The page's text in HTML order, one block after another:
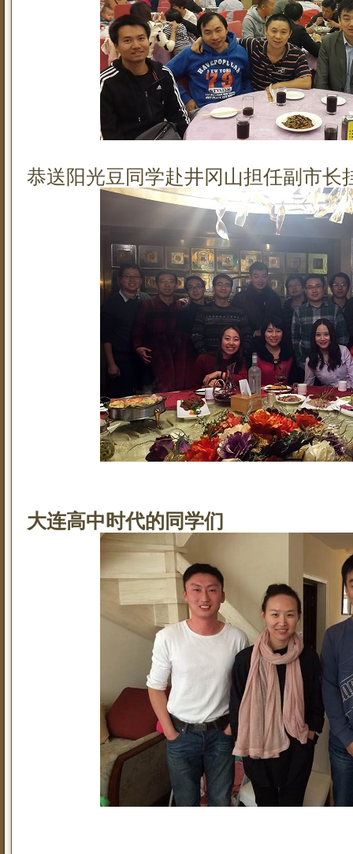
恭送阳光豆同学赴井冈山担任副市长
大连高中时代的同学们